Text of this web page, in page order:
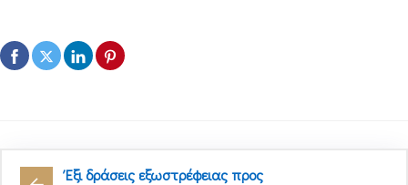
Έξι δράσεις εξωστρέφειας προς